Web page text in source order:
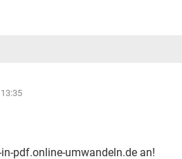
pdf.online-umwandeln.de an!